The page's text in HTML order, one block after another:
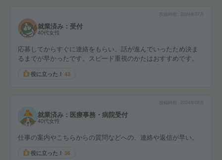
2024年07月
就業済み：受付
40代女性
応募してからすぐに連絡をもらい、話が進んでいったため決ま
るまでが早かったです。スピード重視のかたはおすすめです。
役に立った！ 43
2024年08月
就業済み：医療事務・病院受付
40代女性
仕事の案内やこちらからの質問などへの、連絡や返信が早い。
役に立った！ 36